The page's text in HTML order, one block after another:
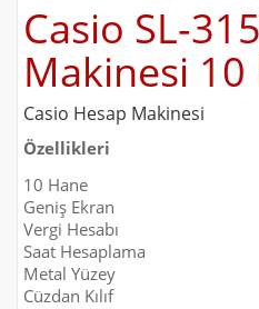
Casio SL-
Makinesi 10
Casio Hesap Makinesi
Özellikleri
10 Hane
Geniş Ekran
Vergi Hesabı
Saat Hesaplama
Metal Yüzey
Cüzdan Kılıf